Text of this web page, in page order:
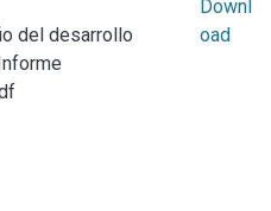
del desarrollo
Downl
oad